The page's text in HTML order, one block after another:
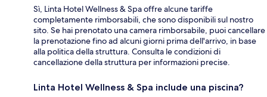
Sì, Linta Hotel Wellness & Spa offre alcune tariffe
completamente rimborsabili, che sono disponibili sul nostro
sito. Se hai prenotato una camera rimborsabile, puoi cancellare
la prenotazione fino ad alcuni giorni prima dell'arrivo, in base
alla politica della struttura. Consulta le condizioni di
cancellazione della struttura per informazioni precise.
Linta Hotel Wellness & Spa include una piscina?